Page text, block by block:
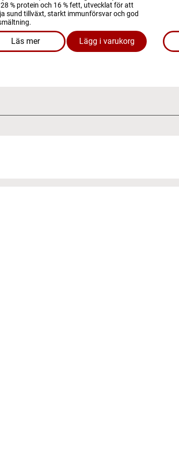
Control 2 KG bäst före 04.07.2026
% protein och 16 % fett, utvecklat för att
sund tillväxt, starkt immunförsvar och god
Läs mer
om produkten FYND Hundmat - Puppy 15
Lägg i varukorg